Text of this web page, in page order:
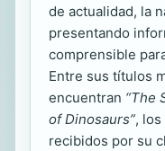
de actualidad, la
presentando
comprensible
Entre sus títulos
encuentran “The
of Dinosaurs”,
recibidos por su